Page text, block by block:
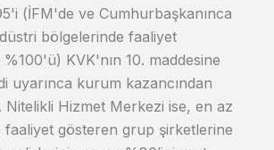
(İFM'de ve Cumhurbaşkanınca
bölgelerinde faaliyet
KVK'nın 10. maddesine
uyarınca kurum kazancından
Nitelikli Hizmet Merkezi ise, en az
faaliyet gösteren grup şirketlerine